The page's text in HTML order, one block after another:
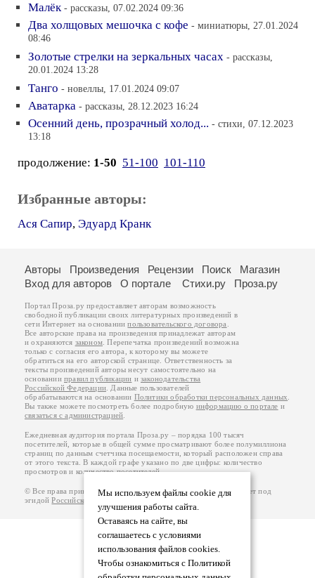
Малёк - рассказы, 07.02.2024 09:36
Два холщовых мешочка с кофе - миниатюры, 27.01.2024
08:46
Золотые стрелки на зеркальных часах - рассказы,
20.01.2024 13:28
Танго - новеллы, 17.01.2024 09:07
Аватарка - рассказы, 28.12.2023 16:24
Осенний день, прозрачный холод... - стихи, 07.12.2023
13:18
продолжение: 1-50 51-100 101-110
Избранные авторы:
Ася Сапир, Эдуард Кранк
Мы используем файлы cookie для
улучшения работы сайта.
Оставаясь на сайте, вы
соглашаетесь с условиями
использования файлов cookies.
Чтобы ознакомиться с Политикой
Авторы Произведения Рецензии Поиск
Магазин
Вход для авторов
О портале Стихи.ру Проза.ру
Портал Проза.ру предоставляет авторам возможность
свободной публикации своих литературных произведений в
сети Интернет на основаниипользовательского договора
Все авторские права на произведения принадлежат авторам
и охраняются законом . Перепечатка произведений возможна
только с согласия его автора, к которому вы можете
обратиться на его авторской странице. Ответственность за
тексты произведений авторы несут самостоятельно на
основанииправил публикации изаконодательства
Российской Федерации . Данные пользователей
обрабатываются на основании Политики обработки персональных данных
Вы также можете посмотреть более подробную информацию о портале и
связаться с администрацией
Ежедневная аудитория портала Проза.ру – порядка 100 тысяч
посетителей, которые в общей сумме просматривают более полумиллиона
страниц по данным счетчика посещаемости, который расположен справа
от этого текста. В каждой графе указано по две цифры: количество
просмотров и количество посетителей.
© Все права принадлежат авторам, 2000-2026. Портал работает под
эгидойРоссийского союза писателей 18+